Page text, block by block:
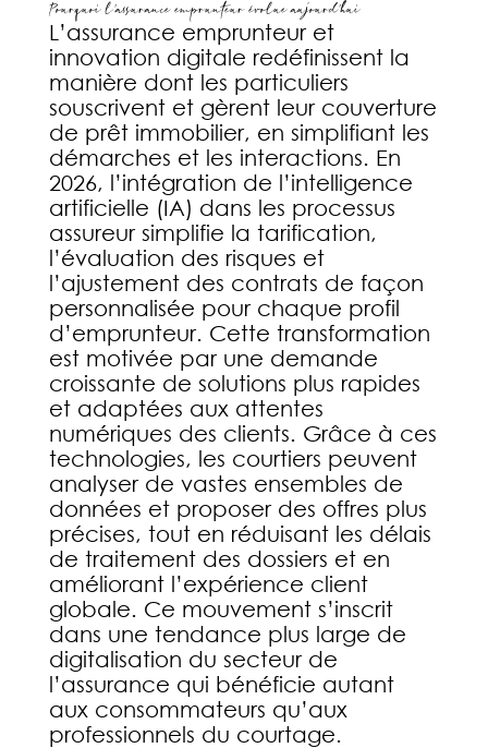
Pourquoi l’assurance emprunteur évolue aujourd’hui
L’assurance emprunteur et
innovation digitale redéfinissent la
manière dont les particuliers
souscrivent et gèrent leur couverture
de prêt immobilier, en simplifiant les
démarches et les interactions. En
2026, l’intégration de l’intelligence
artificielle (IA) dans les processus
assureur simplifie la tarification,
l’évaluation des risques et
l’ajustement des contrats de façon
personnalisée pour chaque profil
d’emprunteur. Cette transformation
est motivée par une demande
croissante de solutions plus rapides
et adaptées aux attentes
numériques des clients. Grâce à ces
technologies, les courtiers peuvent
analyser de vastes ensembles de
données et proposer des offres plus
précises, tout en réduisant les délais
de traitement des dossiers et en
améliorant l’expérience client
globale. Ce mouvement s’inscrit
dans une tendance plus large de
digitalisation du secteur de
l’assurance qui bénéficie autant
aux consommateurs qu’aux
professionnels du courtage.